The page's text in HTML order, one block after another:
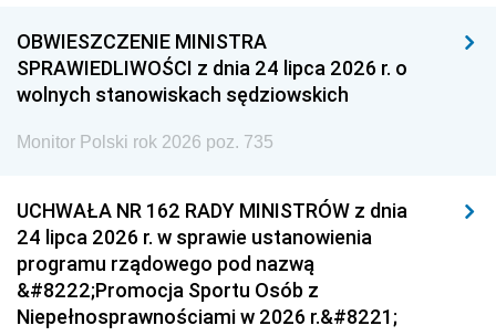
OBWIESZCZENIE MINISTRA
SPRAWIEDLIWOŚCI z dnia 24 lipca 2026 r. o
wolnych stanowiskach sędziowskich
Monitor Polski rok 2026 poz. 735
UCHWAŁA NR 162 RADY MINISTRÓW z dnia
24 lipca 2026 r. w sprawie ustanowienia
programu rządowego pod nazwą
&#8222;Promocja Sportu Osób z
Niepełnosprawnościami w 2026 r.&#8221;